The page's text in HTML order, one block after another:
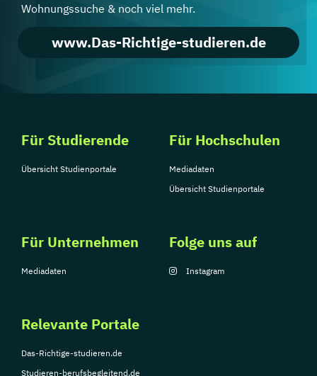
Wohnungssuche & noch viel mehr.
www.Das-Richtige-studieren.de
Für Studierende
Übersicht Studienportale
Für Hochschulen
Mediadaten
Übersicht Studienportale
Für Unternehmen
Mediadaten
Relevante Portale
Das-Richtige-studieren.de
Studieren-berufsbegleitend.de
Folge uns auf
Instagram